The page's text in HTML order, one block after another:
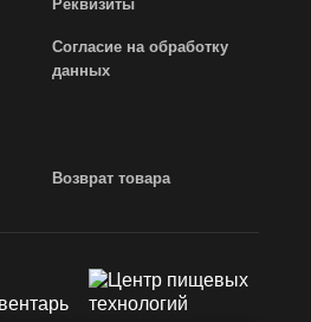
Реквизиты
Согласие на обработку
данных
Возврат товара